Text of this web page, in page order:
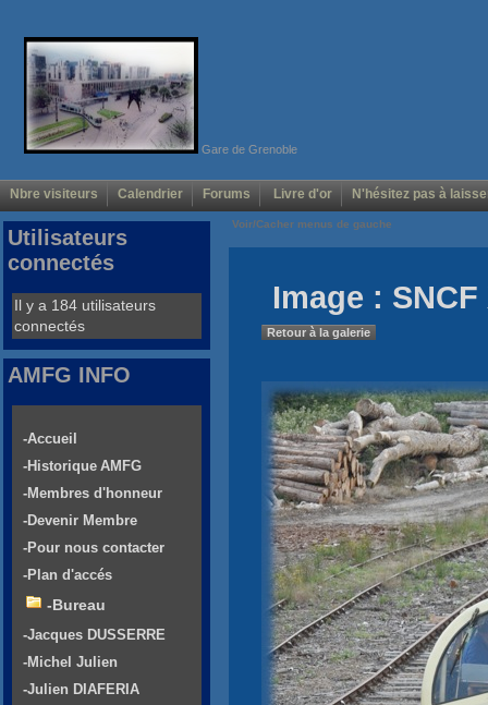
Gare de Grenoble
Nbre visiteurs Calendrier Forums Livre d'or N'hésitez pas à
Voir/Cacher menus de gauche
Image :
Retour à la galerie
Utilisateurs
connectés
Il y a 184 utilisateurs
connectés
AMFG INFO
-Accueil
-Historique AMFG
-Membres d'honneur
-Devenir Membre
-Pour nous contacter
-Plan d'accés
-Bureau
-Jacques DUSSERRE
-Michel Julien
-Julien DIAFERIA